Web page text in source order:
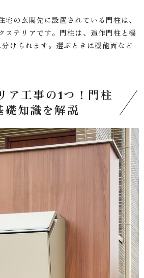
宅の玄関先に設置されている門柱は、
ステリアです。門柱は、造作門柱と機
けられます。選ぶときは機能面など
ア工事の1つ！門柱
礎知識を解説